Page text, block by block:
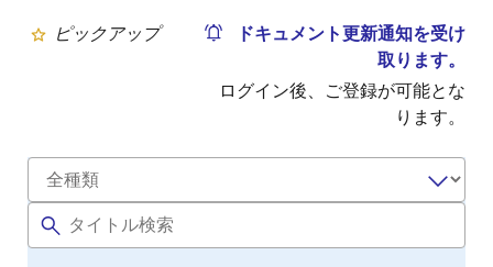
ピックアップ
ドキュメント更新通知を受け
取ります。
ログイン後、ご登録が可能とな
ります。